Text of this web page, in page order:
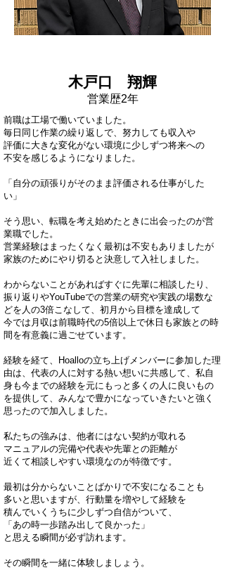
木戸口 翔輝
営業歴2年
前職は工場で働いていました。
毎日同じ作業の繰り返しで、努力しても収入や
評価に大きな変化がない環境に少しずつ将来への
不安を感じるようになりました。
「自分の頑張りがそのまま評価される仕事がした
い」
そう思い、転職を考え始めたときに出会ったのが営
業職でした。
営業経験はまったくなく最初は不安もありましたが
家族のためにやり切ると決意して入社しました。
わからないことがあればすぐに先輩に相談したり、
振り返りやYouTubeでの営業の研究や実践の場数な
どを人の3倍こなして、初月から目標を達成して
今では月収は前職時代の5倍以上で休日も家族との時
間を有意義に過ごせています。
経験を経て、Hoalloの立ち上げメンバーに参加した理
由は、代表の人に対する熱い想いに共感して、私自
身も今までの経験を元にもっと多くの人に良いもの
を提供して、みんなで豊かになっていきたいと強く
思ったので加入しました。
私たちの強みは、他者にはない契約が取れる
マニュアルの完備や代表や先輩との距離が
近くて相談しやすい環境なのが特徴です。
最初は分からないことばかりで不安になることも
多いと思いますが、行動量を増やして経験を
積んでいくうちに少しずつ自信がついて、
「あの時一歩踏み出して良かった」
と思える瞬間が必ず訪れます。
​その瞬間を一緒に体験しましょう。​